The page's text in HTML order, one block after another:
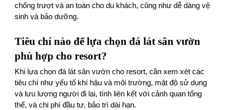
chống trượt và an toàn cho du khách, cũng như dễ dàng vệ
sinh và bảo dưỡng.
Tiêu chí nào để lựa chọn đá lát sân vườn
phù hợp cho resort?
Khi lựa chọn đá lát sân vườn cho resort, cần xem xét các
tiêu chí như yếu tố khí hậu và môi trường, mật độ sử dụng
và lưu lượng người đi lại, tính liên kết với cảnh quan tổng
thể, và chi phí đầu tư, bảo trì dài hạn.